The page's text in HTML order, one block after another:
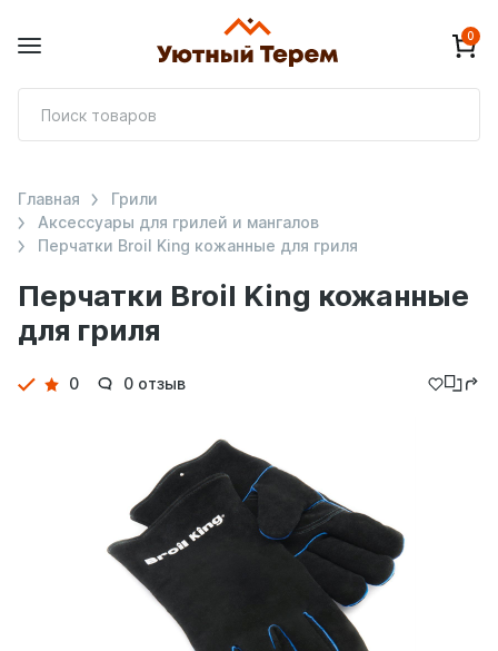
0
Перчатки Broil King кожанные
для гриля
Главная
Грили
Аксессуары для грилей и мангалов
Перчатки Broil King кожанные для гриля
Детали
0 0 отзыв